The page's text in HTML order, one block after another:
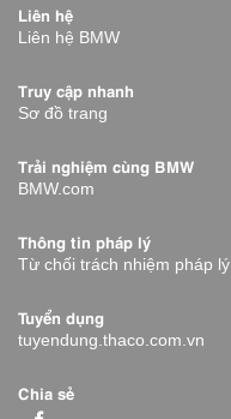
Liên hệ
Liên hệ BMW
Truy cập nhanh
Sơ đồ trang
Trải nghiệm cùng BMW
BMW.com
Thông tin pháp lý
Từ chối trách nhiệm pháp lý
Tuyển dụng
tuyendung.thaco.com.vn
Chia sẻ